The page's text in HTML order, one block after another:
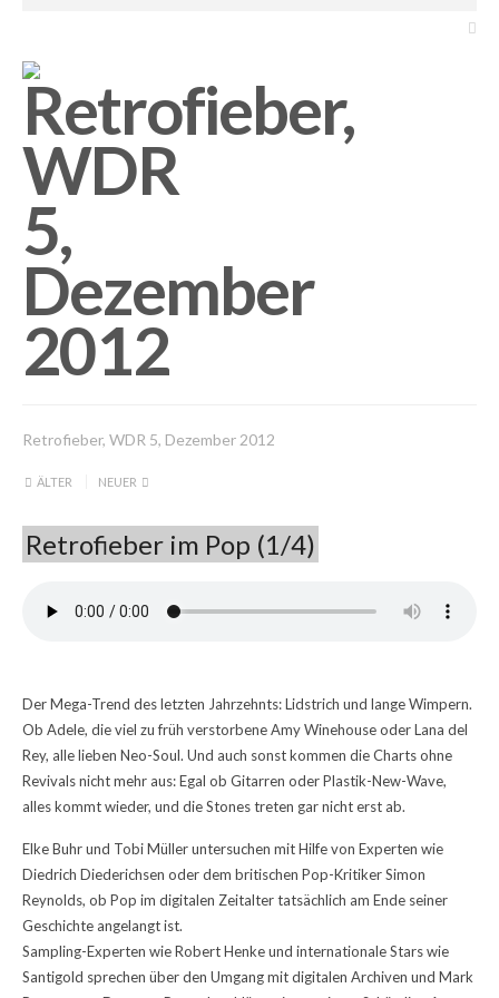
Retrofieber, WDR 5, Dezember 2012
ÄLTER NEUER
Retrofieber im Pop (1/4)
Der Mega-Trend des letzten Jahrzehnts: Lidstrich und lange Wimpern.
Ob Adele, die viel zu früh verstorbene Amy Winehouse oder Lana del
Rey, alle lieben Neo-Soul. Und auch sonst kommen die Charts ohne
Revivals nicht mehr aus: Egal ob Gitarren oder Plastik-New-Wave,
alles kommt wieder, und die Stones treten gar nicht erst ab.
Elke Buhr und Tobi Müller untersuchen mit Hilfe von Experten wie
Diedrich Diederichsen oder dem britischen Pop-Kritiker Simon
Reynolds, ob Pop im digitalen Zeitalter tatsächlich am Ende seiner
Geschichte angelangt ist.
Sampling-Experten wie Robert Henke und internationale Stars wie
Santigold sprechen über den Umgang mit digitalen Archiven und Mark